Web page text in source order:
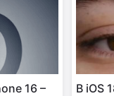
16 –
В iOS